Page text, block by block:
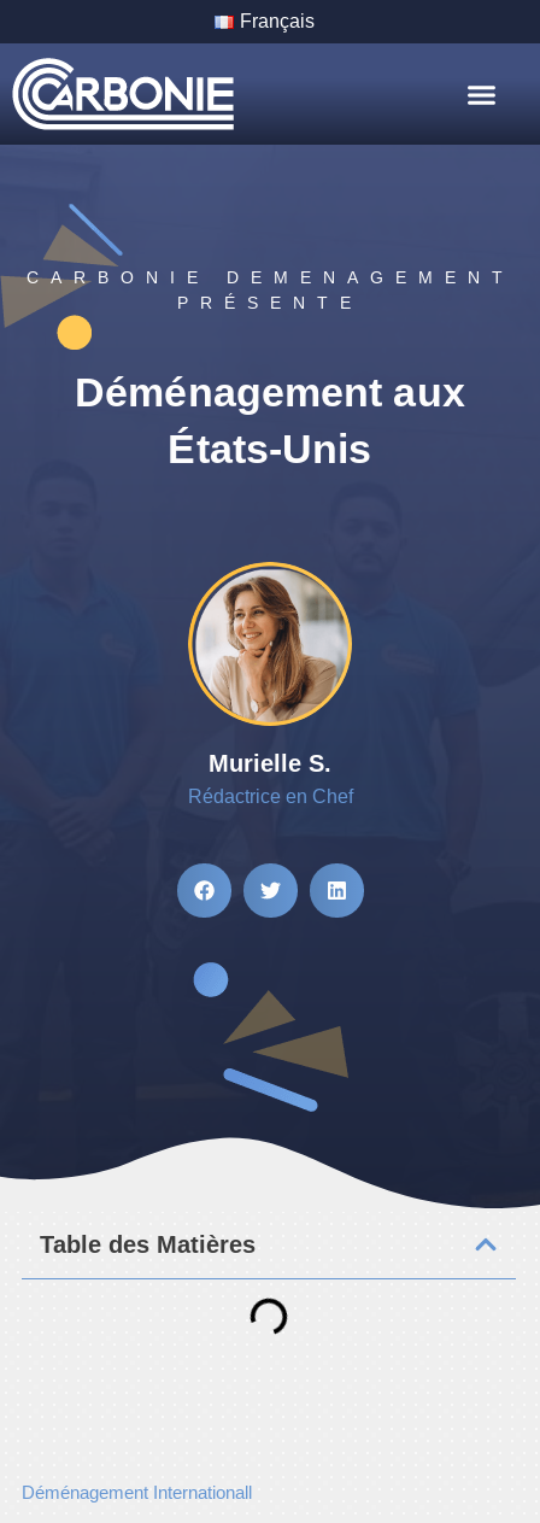
Français
CARBONIE DEMENAGEMENT
PRÉSENTE
Déménagement aux
États-Unis
Murielle S.
Rédactrice en Chef
Table des Matières
Déménagement Internationall